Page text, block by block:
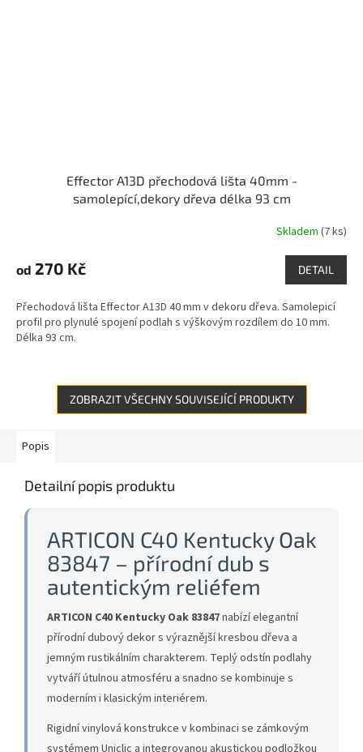
Effector A13D přechodová lišta 40mm -
samolepící,dekory dřeva délka 93 cm
Skladem (7 ks)
od 270 Kč DETAIL
Přechodová lišta Effector A13D 40 mm v dekoru dřeva. Samolepicí
profil pro plynulé spojení podlah s výškovým rozdílem do 10 mm.
Délka 93 cm.
ZOBRAZIT VŠECHNY SOUVISEJÍCÍ PRODUKTY
Popis
Detailní popis produktu
ARTICON C40 Kentucky Oak
83847 – přírodní dub s
autentickým reliéfem
ARTICON C40 Kentucky Oak 83847nabízí elegantní
přírodní dubový dekor s výraznější kresbou dřeva a
jemným rustikálním charakterem. Teplý odstín podlahy
vytváří útulnou atmosféru a snadno se kombinuje s
moderním i klasickým interiérem.
Rigidní vinylová konstrukce v kombinaci se zámkovým